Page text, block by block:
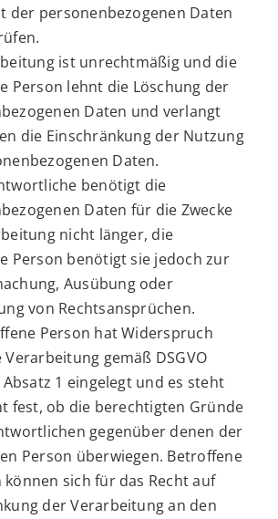
der personenbezogenen Daten
ist unrechtmäßig und die
Person lehnt die Löschung der
Daten und verlangt
die Einschränkung der Nutzung
Daten.
benötigt die
Daten für die Zwecke
nicht länger, die
Person benötigt sie jedoch zur
Ausübung oder
von Rechtsansprüchen.
Person hat Widerspruch
Verarbeitung gemäß DSGVO
1 eingelegt und es steht
fest, ob die berechtigten Gründe
gegenüber denen der
Person überwiegen. Betroffene
können sich für das Recht auf
der Verarbeitung an den